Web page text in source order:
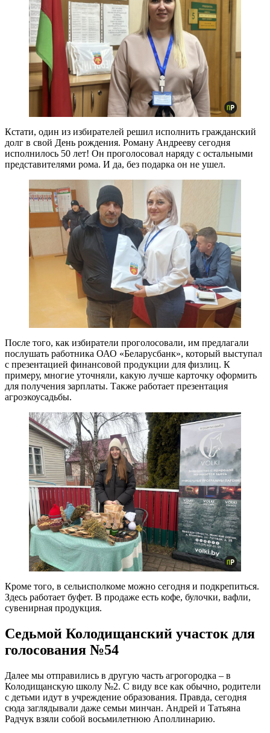
Кстати, один из избирателей решил исполнить гражданский
долг в свой День рождения. Роману Андрееву сегодня
исполнилось 50 лет! Он проголосовал наряду с остальными
представителями рома. И да, без подарка он не ушел.
После того, как избиратели проголосовали, им предлагали
послушать работника ОАО «Беларусбанк», который выступал
с презентацией финансовой продукции для физлиц. К
примеру, многие уточняли, какую лучше карточку оформить
для получения зарплаты. Также работает презентация
агроэкоусадьбы.
Кроме того, в сельисполкоме можно сегодня и подкрепиться.
Здесь работает буфет. В продаже есть кофе, булочки, вафли,
сувенирная продукция.
Седьмой Колодищанский участок для
голосования №54
Далее мы отправились в другую часть агрогородка – в
Колодищанскую школу №2. С виду все как обычно, родители
с детьми идут в учреждение образования. Правда, сегодня
сюда заглядывали даже семьи минчан. Андрей и Татьяна
Радчук взяли собой восьмилетнюю Аполлинарию.